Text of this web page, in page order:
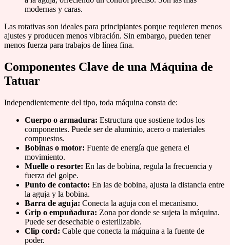
modernas y caras.
Las rotativas son ideales para principiantes porque requieren menos
ajustes y producen menos vibración. Sin embargo, pueden tener
menos fuerza para trabajos de línea fina.
Componentes Clave de una Máquina de
Tatuar
Independientemente del tipo, toda máquina consta de:
Cuerpo o armadura: Estructura que sostiene todos los
componentes. Puede ser de aluminio, acero o materiales
compuestos.
Bobinas o motor: Fuente de energía que genera el
movimiento.
Muelle o resorte: En las de bobina, regula la frecuencia y
fuerza del golpe.
Punto de contacto: En las de bobina, ajusta la distancia entre
la aguja y la bobina.
Barra de aguja: Conecta la aguja con el mecanismo.
Grip o empuñadura: Zona por donde se sujeta la máquina.
Puede ser desechable o esterilizable.
Clip cord: Cable que conecta la máquina a la fuente de
poder.